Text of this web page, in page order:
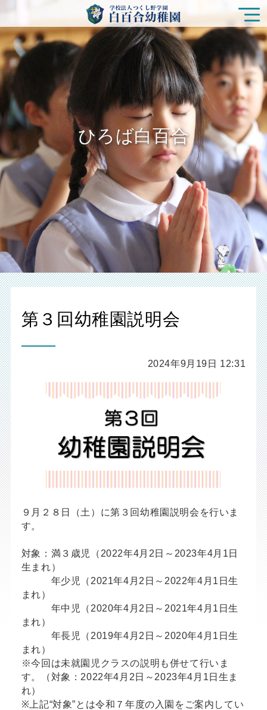
園の特色
白百合幼稚園の生活
ひろば白百合
入園をご検討の方
未就園児クラス
在園の皆様
新着情報
ひろば白百合
第３回幼稚園説明会
2024年9月19日 12:31
９月２８日（土）に第３回幼稚園説明会を行いま
す。
対象：満３歳児（2022年4月2日～2023年4月1日
生まれ）
年少児（2021年4月2日～2022年4月1日生
まれ）
年中児（2020年4月2日～2021年4月1日生
まれ）
年長児（2019年4月2日～2020年4月1日生
まれ）
※今回は未就園児クラスの説明も併せて行いま
す。（対象：2022年4月2日～2023年4月1日生ま
れ）
※上記“対象”とは令和７年度の入園をご案内してい